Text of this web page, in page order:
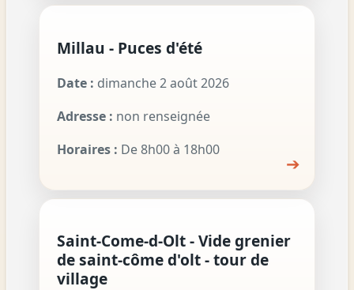
Millau - Puces d'été
Date : dimanche 2 août 2026
Adresse : non renseignée
Horaires : De 8h00 à 18h00
➔
Saint-Come-d-Olt - Vide grenier
de saint-côme d'olt - tour de
village